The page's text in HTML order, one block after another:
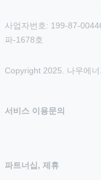
사업자번호: 199-87-
파-1678호
Copyright 2025. 나우에
서비스 이용문의
파트너십, 제휴